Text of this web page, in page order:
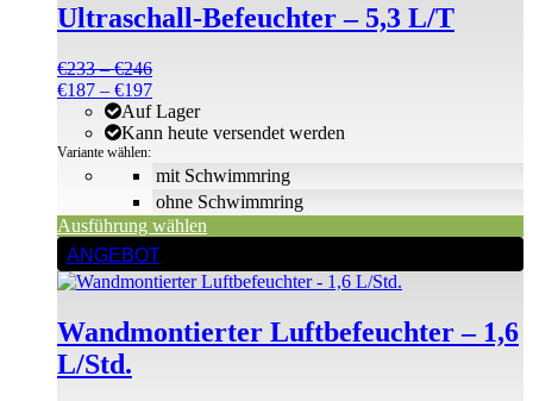
Ultraschall-Befeuchter – 5,3 L/T
€233 –€246Preisspanne:
€233
bis
€246
€187 – €197Preisspanne:
€187
bis
mit Schwimmring
ohne Schwimmring
Auf Lager
Kann heute versendet werden
Variante wählen:
Ausführung wählen
Varianten
auf.
Die
Optionen
können
der
ANGEBOT
Wandmontierter Luftbefeuchter – 1,6
L/Std.